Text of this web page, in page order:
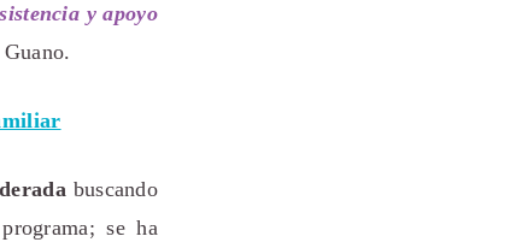
y apoyo
buscando
se ha